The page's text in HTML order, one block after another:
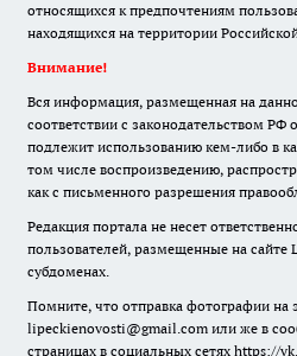
относящихся к предпочтениям
находящихся на территории
Внимание!
Вся информация, размещенная на
соответствии с законодательством РФ
подлежит использованию кем-либо в
том числе воспроизведению,
как с письменного разрешения
Редакция портала не несет
пользователей, размещенные на сайте
субдоменах.
Помните, что отправка фотографии на
lipeckienovosti@gmail.com или же в
страницах в социальных сетях https://